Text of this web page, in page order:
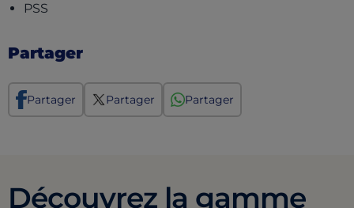
PSS
Partager
Partager Partager Partager
Découvrez la gamme